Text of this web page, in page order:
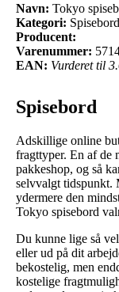
Navn: Tokyo
Kategori: Spisebord
Producent:
Varenummer:
EAN: Vurderet til
Spisebord
Adskillige online
fragttyper. En af de
pakkeshop, og så
selvvalgt tidspunkt.
ydermere den
Tokyo spisebord
Du kunne lige så
eller ud på dit
bekostelig, men
kostelige